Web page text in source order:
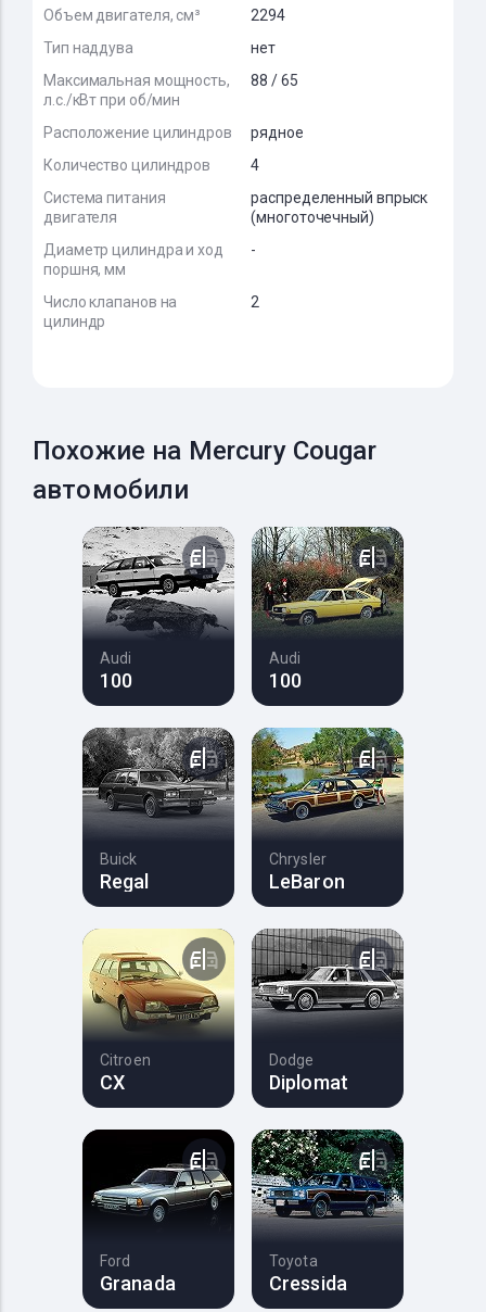
Объем двигателя, см³
2294
Тип наддува
нет
Максимальная мощность,
л.с./кВт при об/мин
88 / 65
Расположение цилиндров
рядное
Количество цилиндров
4
Система питания
двигателя
распределенный впрыск
(многоточечный)
Диаметр цилиндра и ход
поршня, мм
-
Число клапанов на
цилиндр
2
Похожие на Mercury Cougar
автомобили
Audi
100
Audi
100
Buick
Regal
Chrysler
LeBaron
Citroen
CX
Dodge
Diplomat
Ford
Granada
Toyota
Cressida